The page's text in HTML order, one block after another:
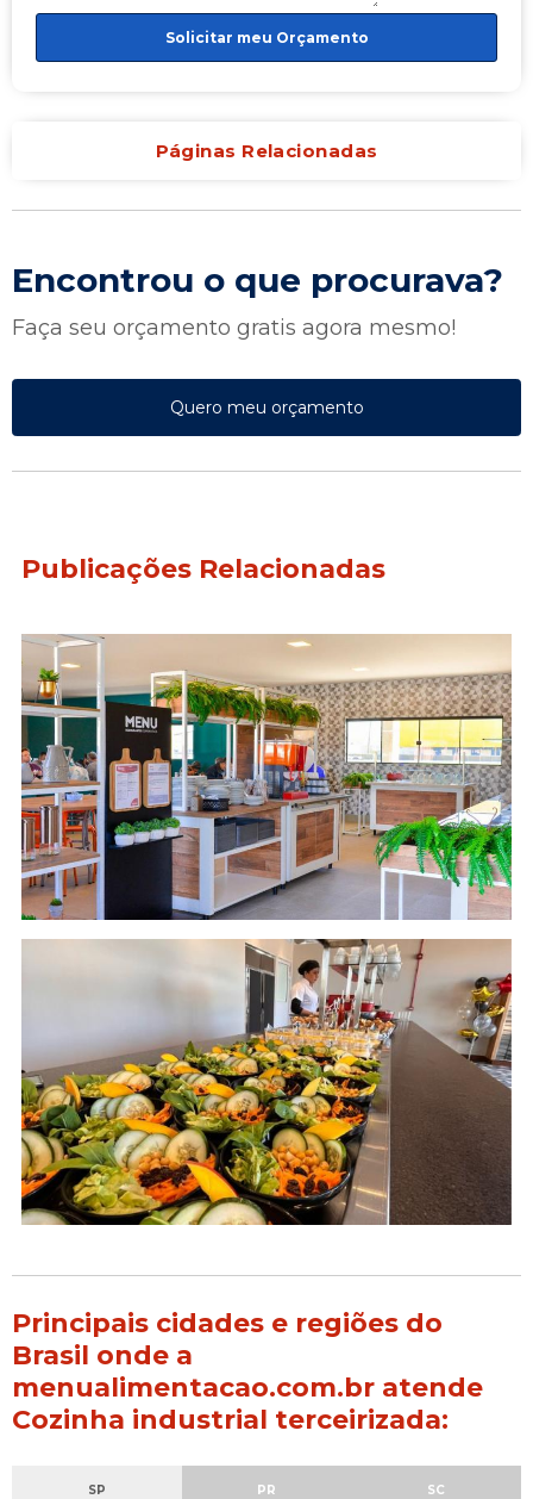
Solicitar meu Orçamento
Páginas Relacionadas
Encontrou o que procurava?
Faça seu orçamento gratis agora mesmo!
Quero meu orçamento
Publicações Relacionadas
Principais cidades e regiões do
Brasil onde a
menualimentacao.com.br atende
Cozinha industrial terceirizada:
SP PR SC